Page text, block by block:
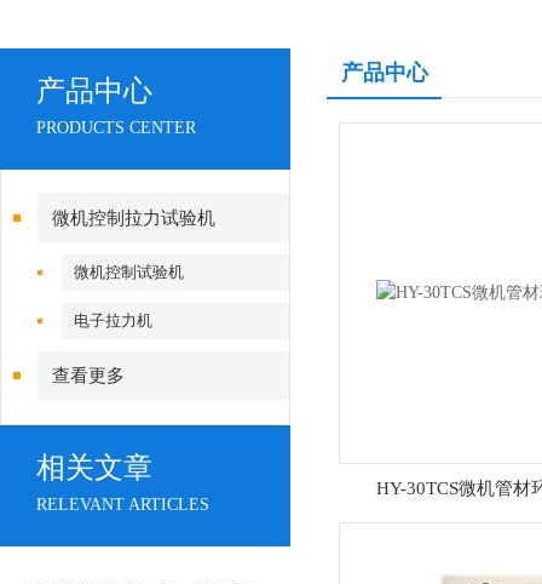
产品中心
PRODUCTS CENTER
微机控制拉力试验机
微机控制试验机
电子拉力机
查看更多
相关文章
RELEVANT ARTICLES
产品中心
HY-30TCS微机管材